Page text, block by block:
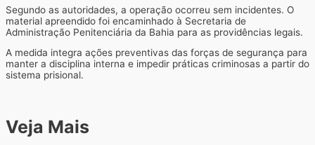
Segundo as autoridades, a operação ocorreu sem incidentes. O
material apreendido foi encaminhado à Secretaria de
Administração Penitenciária da Bahia para as providências legais.
A medida integra ações preventivas das forças de segurança para
manter a disciplina interna e impedir práticas criminosas a partir do
sistema prisional.
Veja Mais